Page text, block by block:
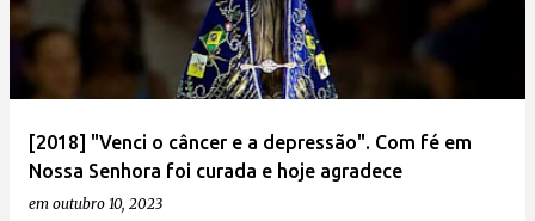
[2018] "Venci o câncer e a depressão". Com fé em
Nossa Senhora foi curada e hoje agradece
em outubro 10, 2023